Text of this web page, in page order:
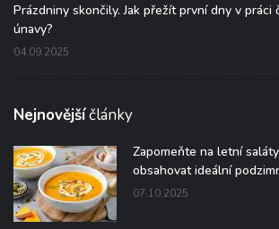
Prázdniny skončily. Jak přežít první dny v práci
únavy?
04.09.2025
Nejnovějšíčlánky
Zapomeňte na letní
obsahovat ideální
07.10.2025